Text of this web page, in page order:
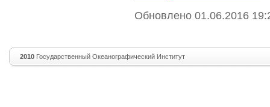
Обновлено 01.06.2016
2010 Государственный Океанографический Институт